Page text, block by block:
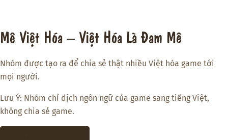
Mê Việt Hóa – Việt Hóa Là Đam Mê
Nhóm được tạo ra để chia sẻ thật nhiều Việt hóa game tới
mọi người.
Lưu Ý: Nhóm chỉ dịch ngôn ngữ của game sang tiếng Việt,
không chia sẻ game.